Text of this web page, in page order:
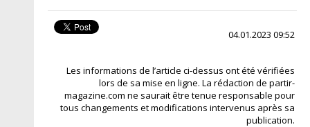
04.01.2023 09:52
Les informations de l’article ci-dessus ont été vérifiées
lors de sa mise en ligne. La rédaction de partir-
magazine.com ne saurait être tenue responsable pour
tous changements et modifications intervenus après sa
publication.